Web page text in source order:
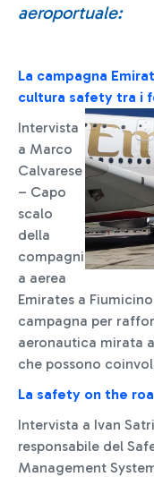
aeroportuale:
La campagna
cultura safety tra i
Intervista
a Marco
Calvarese
– Capo
scalo
della
compagni
a aerea
Emirates a
campagna per
aeronautica mirata
che possono
La safety on the
Intervista a Ivan
responsabile del
Management